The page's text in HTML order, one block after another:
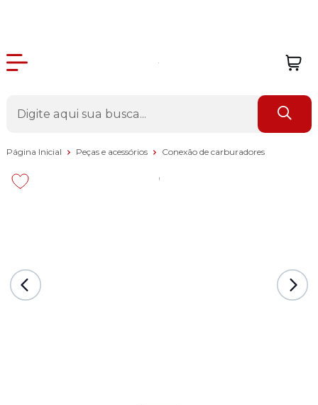
Página Inicial Peças e acessórios Conexão de carburadores